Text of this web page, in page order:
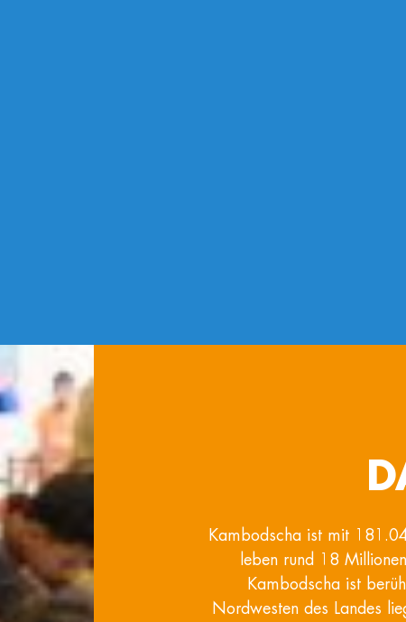
Kambodscha ist mit
leben rund 18
Kambodscha ist
Nordwesten des Landes